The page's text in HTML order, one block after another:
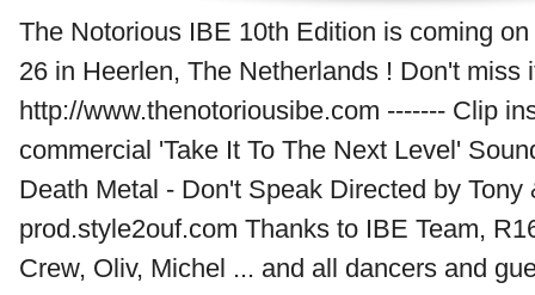
The Notorious IBE 10th Edition is coming
26 in Heerlen, The Netherlands ! Don't miss
http://www.thenotoriousibe.com ------- Clip
commercial 'Take It To The Next Level'
Death Metal - Don't Speak Directed by Tony
prod.style2ouf.com Thanks to IBE Team,
Crew, Oliv, Michel ... and all dancers and